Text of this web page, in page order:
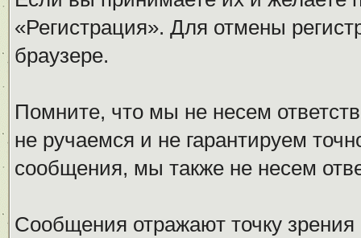
«Регистрация». Для отмены
браузере.
Помните, что мы не несем
не ручаемся и не гарантируем
сообщения, мы также не несем
Сообщения отражают точку